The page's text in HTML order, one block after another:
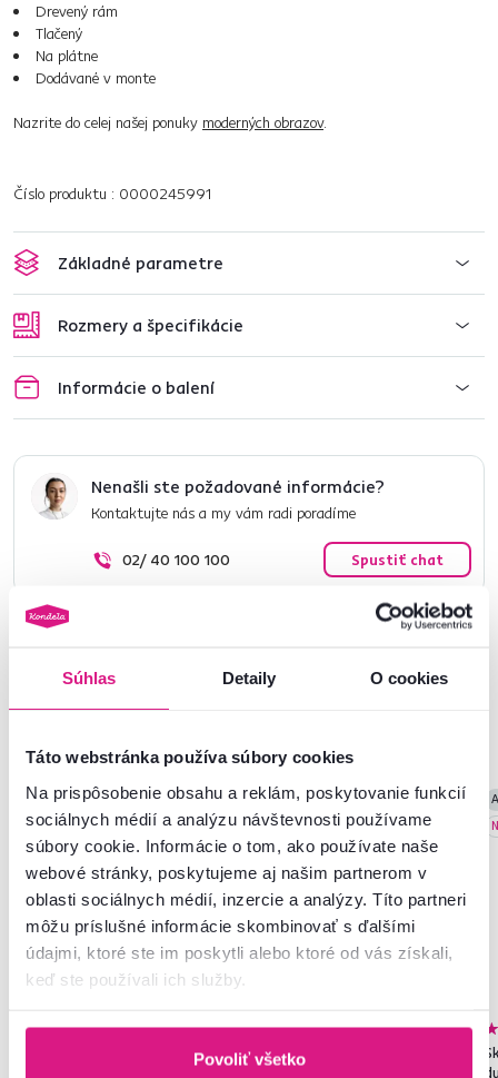
Súhlas Detaily O cookies
Táto webstránka používa súbory cookies
Na prispôsobenie obsahu a reklám, poskytovanie funkcií
sociálnych médií a analýzu návštevnosti používame
súbory cookie. Informácie o tom, ako používate naše
webové stránky, poskytujeme aj našim partnerom v
oblasti sociálnych médií, inzercie a analýzy. Títo partneri
môžu príslušné informácie skombinovať s ďalšími
údajmi, ktoré ste im poskytli alebo ktoré od vás získali,
keď ste používali ich služby.
Povoliť všetko
Drevený rám
Tlačený
Na plátne
Dodávané v monte
Nazrite do celej našej ponuky moderných obrazov.
Číslo produktu : 0000245991
Základné parametre
Rozmery a špecifikácie
Informácie o balení
Nenašli ste požadované informácie?
Kontaktujte nás a my vám radi poradíme
02/ 40 100 100 Spustiť chat
Podobné produkty
Akcia Výpredaj Akcia
Slovenský výrobok
Novinka
4,8 272
Skriňa, policová, dvojdverová,